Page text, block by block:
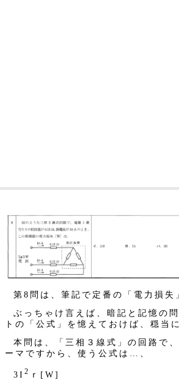
第8問は、筆記で定番の「電力損失
ぶっちゃけ言えば、暗記と記憶の
トの「公式」を憶えておけば、穏当
本問は、「三相３線式」の回路で
ーマですから、使う公式は…、
3I2 ｒ[W]